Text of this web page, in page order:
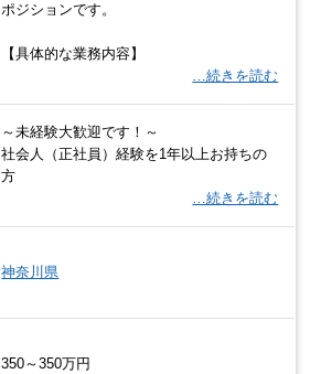
ポジションです。
【具体的な業務内容】
…続きを読む
～未経験大歓迎です！～
社会人（正社員）経験を1年以上お持ちの
方
…続きを読む
神奈川県
350～350万円